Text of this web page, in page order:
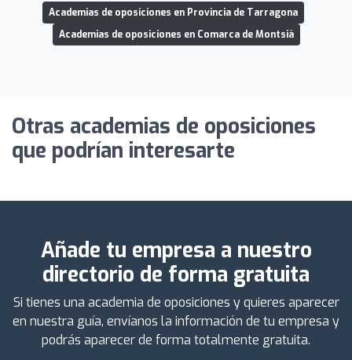
Academias de oposiciones en Provincia de Tarragona
Academias de oposiciones en Comarca de Montsià
Otras academias de oposiciones
que podrían interesarte
Añade tu empresa a nuestro
directorio de forma gratuita
Si tienes una academia de oposiciones y quieres aparecer
en nuestra guía, envíanos la información de tu empresa y
podrás aparecer de forma totalmente gratuita.